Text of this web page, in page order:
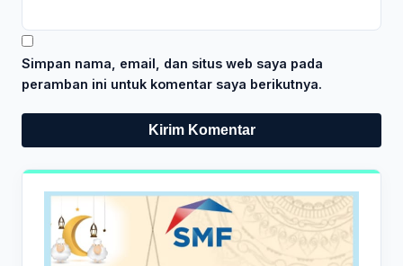
Simpan nama, email, dan situs web saya pada
peramban ini untuk komentar saya berikutnya.